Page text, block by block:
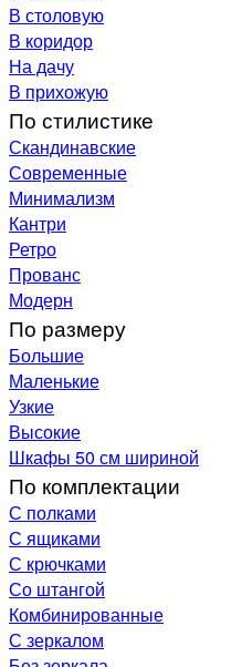
В столовую
В коридор
На дачу
В прихожую
По стилистике
Скандинавские
Современные
Минимализм
Кантри
Ретро
Прованс
Модерн
По размеру
Большие
Маленькие
Узкие
Высокие
Шкафы 50 см шириной
По комплектации
С полками
С ящиками
С крючками
Со штангой
Комбинированные
С зеркалом